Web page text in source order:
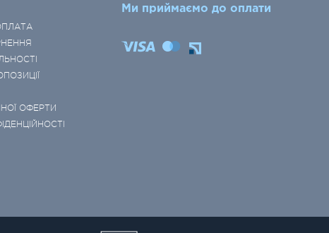
ОФЕРТИ
Ми приймаємо до оплати